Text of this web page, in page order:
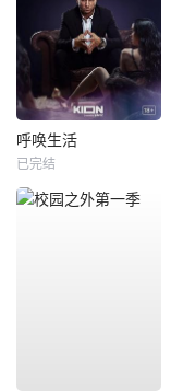
呼唤生活
已完结